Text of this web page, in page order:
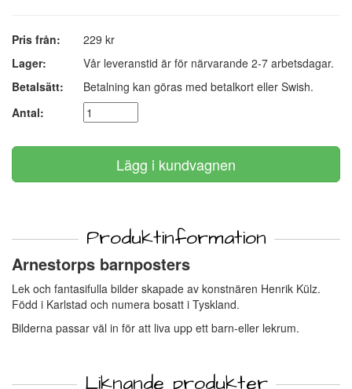
Pris från:
229 kr
Lager:
Vår leveranstid är för närvarande 2-7 arbetsdagar.
Betalsätt:
Betalning kan göras med betalkort eller Swish.
Antal:
Produktinformation
Arnestorps barnposters
Lek och fantasifulla bilder skapade av konstnären Henrik Külz.
Född i Karlstad och numera bosatt i Tyskland.
Bilderna passar väl in för att liva upp ett barn-eller lekrum.
Liknande produkter